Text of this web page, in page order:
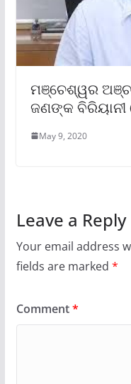
ମଞ୍ଚେଶ୍ୱର
ଜଣଙ୍କ
May 9, 2020
Leave a Reply
Your email address
fields are marked *
Comment*